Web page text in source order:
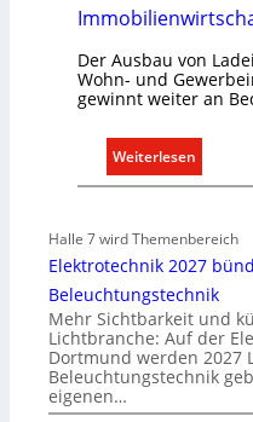
Der Ausbau von
Wohn- und
gewinnt weiter an
Weiterlesen
A
b
u
d
e
r
E
Halle 7 wird Themenbereich
Elektrotechnik 2027
Beleuchtungstechnik
Mehr Sichtbarkeit und
Lichtbranche: Auf der
Dortmund werden 2027
Beleuchtungstechnik
eigenen…